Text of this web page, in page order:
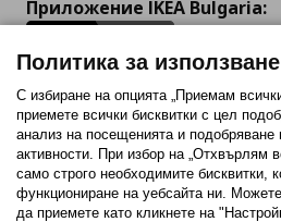
Приложение IKEA Bulgaria:
Последвайте ни:
FacebookTwitterYoutubePinterest
Политика за
С избиране на опцията „Приемам
приемете всички бисквитки с цел
анализ на посещенията и подобряване
активности. При избор на „Отхвърлям
само строго необходимитe бисквитки,
функциониране на уебсайта ни.
да приемете като кликнете на